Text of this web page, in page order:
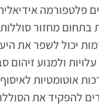
פלטפורמה
בתחום מחזור סוללות
יכול לשפר את
ולמנוע זיהום
אוטומטיות
להפקיד את